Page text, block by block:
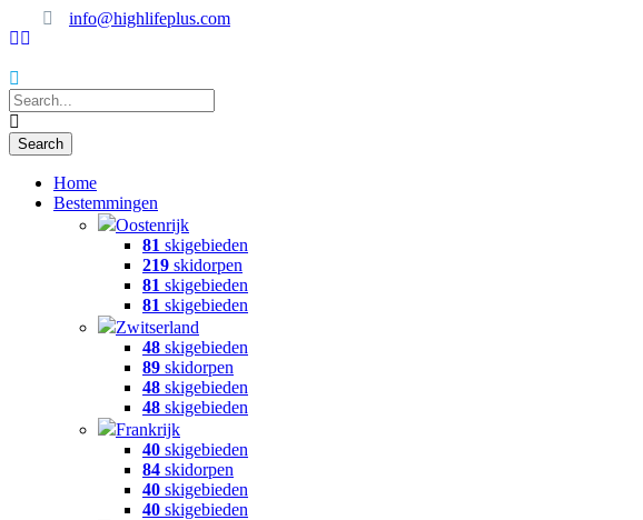
info@highlifeplus.com
Home
Bestemmingen
Oostenrijk
81 skigebieden
219 skidorpen
81 skigebieden
81 skigebieden
Zwitserland
48 skigebieden
89 skidorpen
48 skigebieden
48 skigebieden
Frankrijk
40 skigebieden
84 skidorpen
40 skigebieden
40 skigebieden